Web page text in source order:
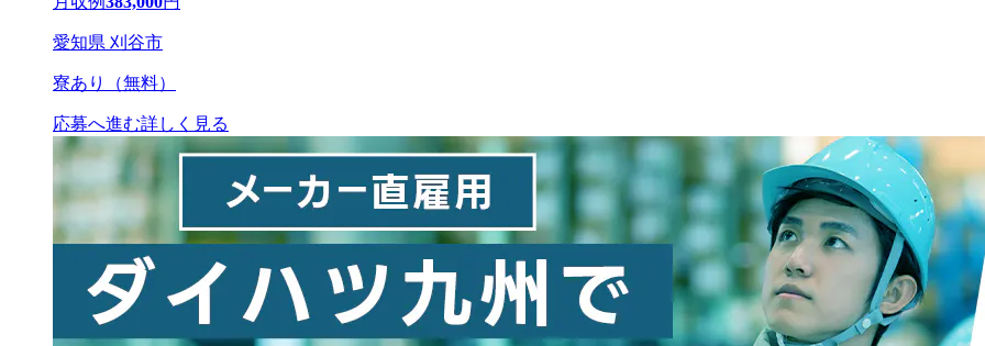
愛知県 刈谷市
寮あり（無料）
応募へ進む詳しく見る